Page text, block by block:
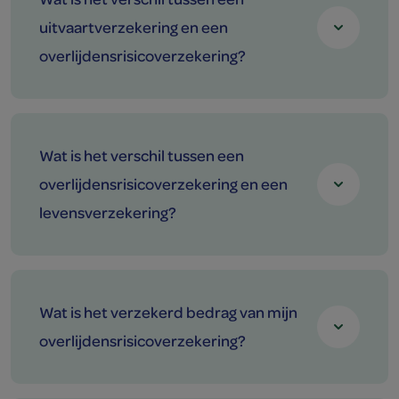
uitvaartverzekering en een
overlijdensrisicoverzekering?
Wat is het verschil tussen een
overlijdensrisicoverzekering en een
levensverzekering?
Wat is het verzekerd bedrag van mijn
overlijdensrisicoverzekering?